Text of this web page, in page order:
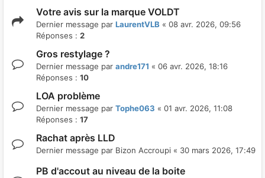
Votre avis sur la marque VOLDT
Dernier message par LaurentVLB « 08 avr. 2026, 09:56
Réponses : 2
Gros restylage ?
Dernier message par andre171 « 06 avr. 2026, 18:16
Réponses : 10
LOA problème
Dernier message par Tophe063 « 01 avr. 2026, 11:08
Réponses : 17
Rachat après LLD
Dernier message par Bizon Accroupi « 30 mars 2026, 17:49
PB d'accout au niveau de la boite